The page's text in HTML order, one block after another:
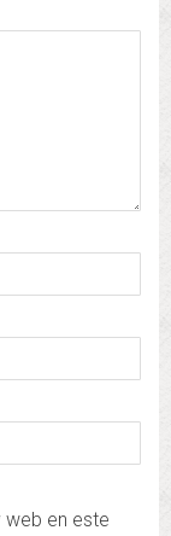
en este